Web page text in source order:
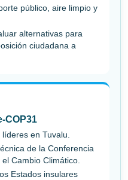
público, aire limpio y
alternativas para
ciudadana a
COP31
en Tuvalu.
de la Conferencia
Cambio Climático.
Estados insulares